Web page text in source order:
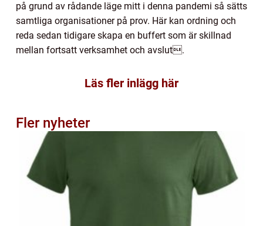
på grund av rådande läge mitt i denna pandemi så sätts
samtliga organisationer på prov. Här kan ordning och
reda sedan tidigare skapa en buffert som är skillnad
mellan fortsatt verksamhet och avslut.
Läs fler inlägg här
Fler nyheter